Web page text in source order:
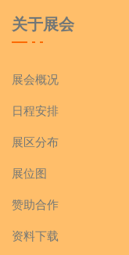
关于展会
展会概况
日程安排
展区分布
展位图
赞助合作
资料下载